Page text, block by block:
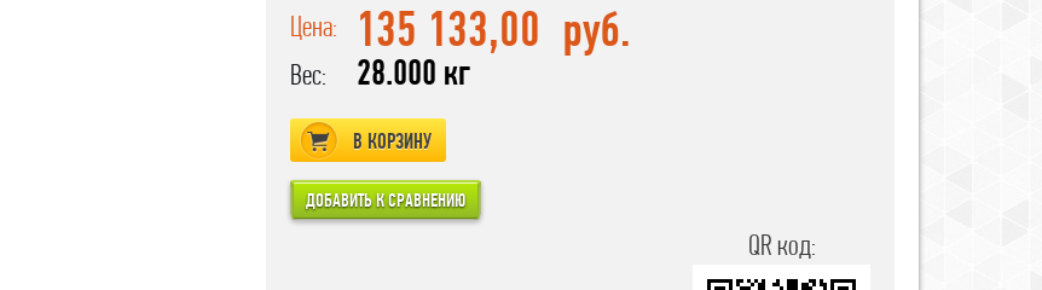
Цена: 135 133,00 руб.
Вес: 28.000 кг
В КОРЗИНУ
QR код: